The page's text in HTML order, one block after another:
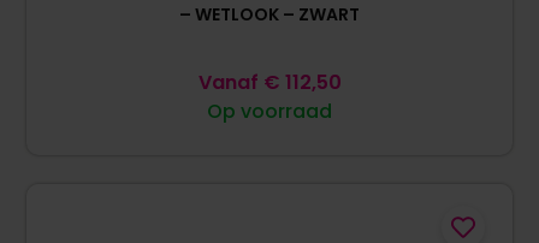
– WETLOOK – ZWART
Op voorraad
Vanaf € 112,50